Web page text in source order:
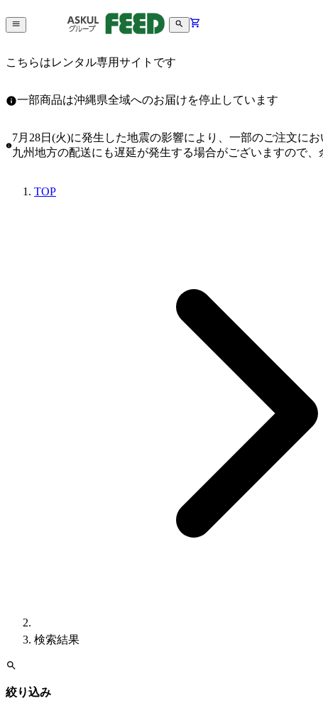
こちらはレンタル専用サイトです
一部商品は沖縄県全域へのお届けを停止しています
7月28日(火)に発生した地震の影響により、一部のご注文に
九州地方の配送にも遅延が発生する場合がございますので、
TOP
検索結果
絞り込み